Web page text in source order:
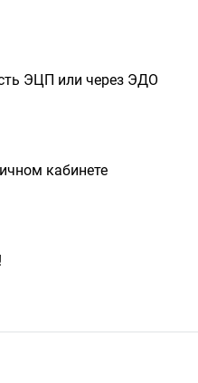
ЭЦП или через ЭДО
кабинете